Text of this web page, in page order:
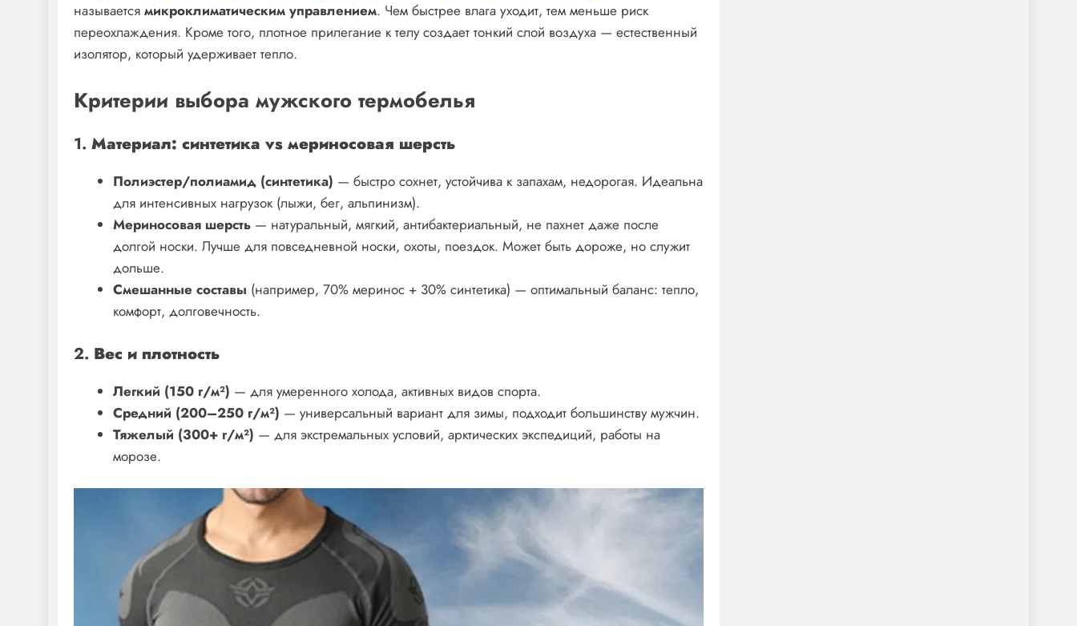
называется микроклиматическим управлением. Чем быстрее влага уходит, тем меньше риск
переохлаждения. Кроме того, плотное прилегание к телу создает тонкий слой воздуха — естественный
изолятор, который удерживает тепло.
Критерии выбора мужского термобелья
1. Материал: синтетика vs мериносовая шерсть
Полиэстер/полиамид (синтетика) — быстро сохнет, устойчива к запахам, недорогая. Идеальна
для интенсивных нагрузок (лыжи, бег, альпинизм).
Мериносовая шерсть— натуральный, мягкий, антибактериальный, не пахнет даже после
долгой носки. Лучше для повседневной носки, охоты, поездок. Может быть дороже, но служит
дольше.
Смешанные составы (например, 70% меринос + 30% синтетика) — оптимальный баланс: тепло,
комфорт, долговечность.
2. Вес и плотность
Легкий (150 г/м²) — для умеренного холода, активных видов спорта.
Средний (200–250 г/м²) — универсальный вариант для зимы, подходит большинству мужчин.
Тяжелый (300+ г/м²) — для экстремальных условий, арктических экспедиций, работы на
морозе.